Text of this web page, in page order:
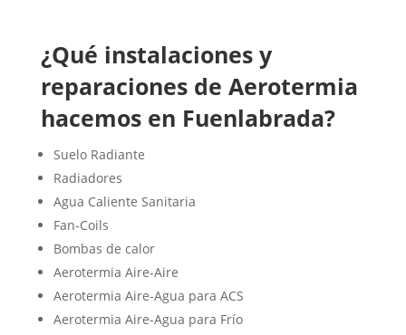
¿Qué instalaciones y
reparaciones de Aerotermia
hacemos en Fuenlabrada?
Suelo Radiante
Radiadores
Agua Caliente Sanitaria
Fan-Coils
Bombas de calor
Aerotermia Aire-Aire
Aerotermia Aire-Agua para ACS
Aerotermia Aire-Agua para Frío